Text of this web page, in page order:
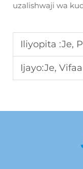
uzalishwaji wa
Iliyopita :Je, Padeti
Ijayo:Je, Vifaa vya Uwasha